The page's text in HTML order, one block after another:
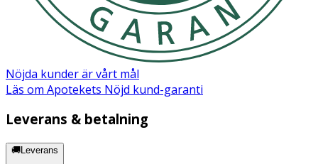
Nöjda kunder är vårt mål
Läs om Apotekets Nöjd kund-garanti
Leverans & betalning
🚚Leverans